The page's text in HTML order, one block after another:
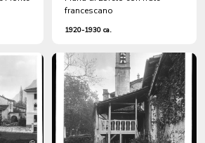
francescano
1920-1930 ca.